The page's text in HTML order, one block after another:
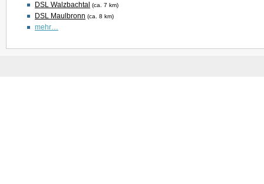
DSL Walzbachtal (ca. 7 km)
DSL Maulbronn (ca. 8 km)
mehr…